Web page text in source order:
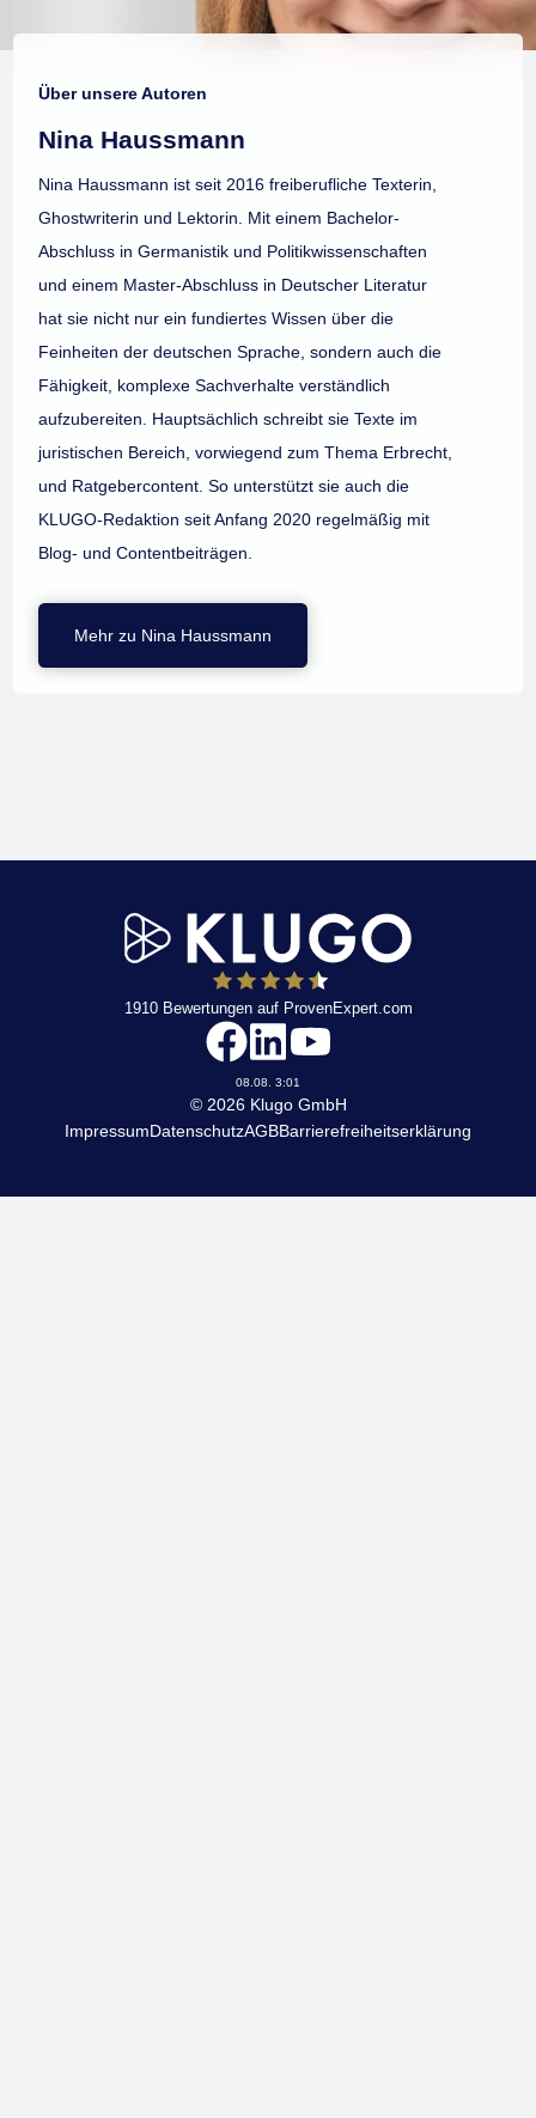
Über unsere Autoren
Nina Haussmann
Nina Haussmann ist seit 2016 freiberufliche Texterin,
Ghostwriterin und Lektorin. Mit einem Bachelor-
Abschluss in Germanistik und Politikwissenschaften
und einem Master-Abschluss in Deutscher Literatur
hat sie nicht nur ein fundiertes Wissen über die
Feinheiten der deutschen Sprache, sondern auch die
Fähigkeit, komplexe Sachverhalte verständlich
aufzubereiten. Hauptsächlich schreibt sie Texte im
juristischen Bereich, vorwiegend zum Thema Erbrecht,
und Ratgebercontent. So unterstützt sie auch die
KLUGO-Redaktion seit Anfang 2020 regelmäßig mit
Blog- und Contentbeiträgen.
Mehr zu Nina Haussmann
KLUGO
1910Bewertungen auf ProvenExpert.com
08.08. 3:01
© 2026 Klugo GmbH
ImpressumDatenschutzAGBBarrierefreiheitserklärung